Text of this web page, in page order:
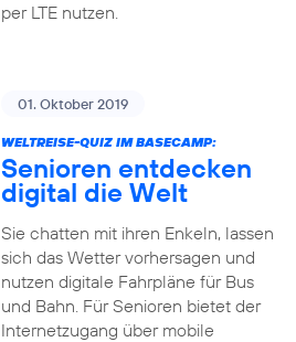
per LTE nutzen.
01. Oktober 2019
WELTREISE-QUIZ IM BASECAMP:
Senioren entdecken
digital die Welt
Sie chatten mit ihren Enkeln, lassen
sich das Wetter vorhersagen und
nutzen digitale Fahrpläne für Bus
und Bahn. Für Senioren bietet der
Internetzugang über mobile